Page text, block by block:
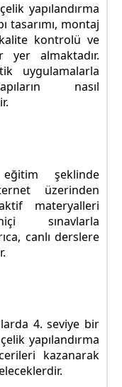
yapılandırma
tasarımı, montaj
kontrolü ve
almaktadır.
uygulamalarla
nasıl
şeklinde
üzerinden
materyalleri
sınavlarla
canlı derslere
4. seviye bir
yapılandırma
kazanarak